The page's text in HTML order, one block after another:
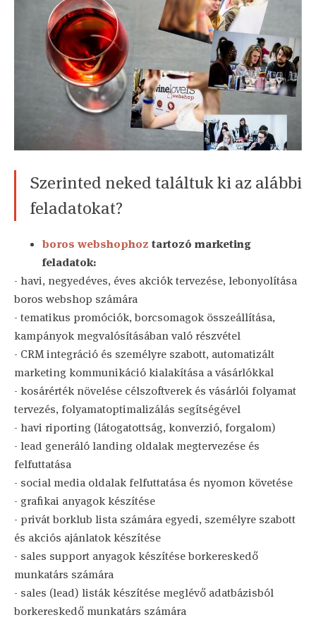
Szerinted neked találtuk ki az alábbi
feladatokat?
boros webshophoz tartozó marketing
feladatok:
- havi, negyedéves, éves akciók tervezése, lebonyolítása
boros webshop számára
- tematikus promóciók, borcsomagok összeállítása,
kampányok megvalósításában való részvétel
- CRM integráció és személyre szabott, automatizált
marketing kommunikáció kialakítása a vásárlókkal
- kosárérték növelése célszoftverek és vásárlói folyamat
tervezés, folyamatoptimalizálás segítségével
- havi riporting (látogatottság, konverzió, forgalom)
- lead generáló landing oldalak megtervezése és
felfuttatása
- social media oldalak felfuttatása és nyomon követése
- grafikai anyagok készítése
- privát borklub lista számára egyedi, személyre szabott
és akciós ajánlatok készítése
- sales support anyagok készítése borkereskedő
munkatárs számára
- sales (lead) listák készítése meglévő adatbázisból
borkereskedő munkatárs számára